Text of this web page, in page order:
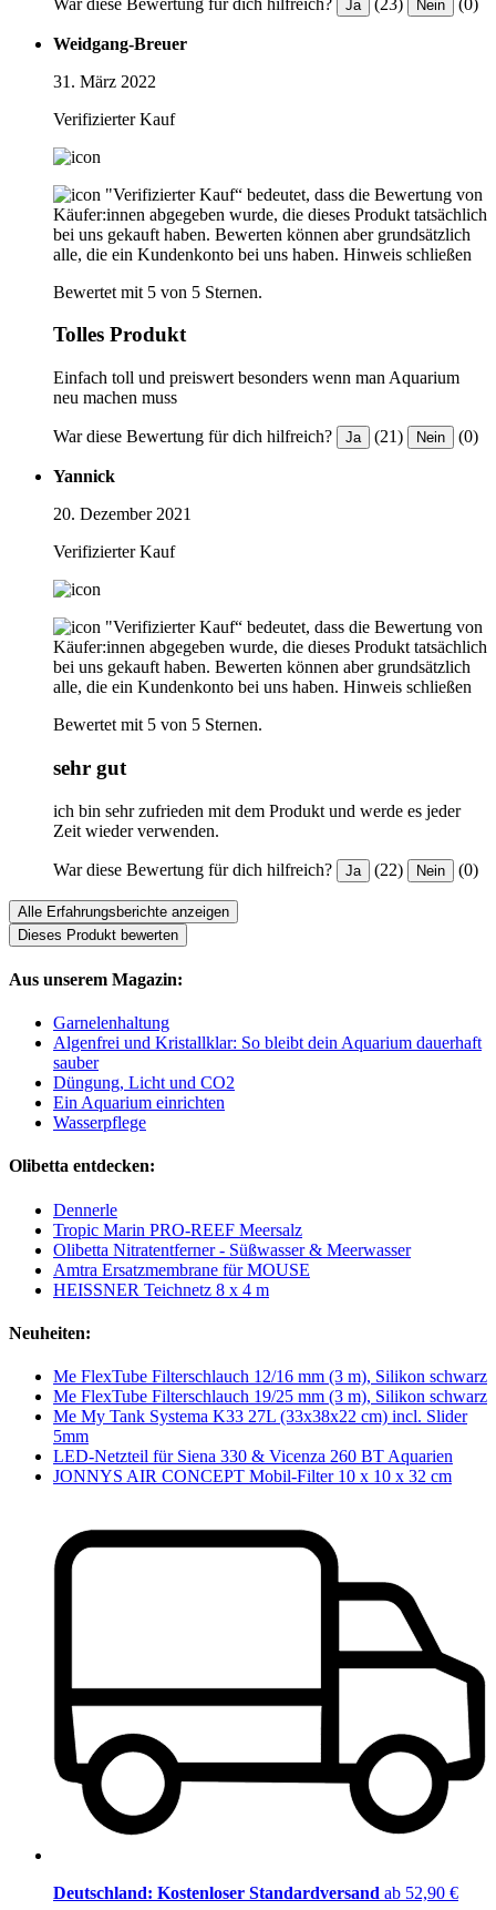
Ja Nein
Weidgang-Breuer
31. März 2022
Verifizierter Kauf
"Verifizierter Kauf“ bedeutet, dass die Bewertung von
Käufer:innen abgegeben wurde, die dieses Produkt tatsächlich
bei uns gekauft haben. Bewerten können aber grundsätzlich
alle, die ein Kundenkonto bei uns haben. Hinweis schließen
Bewertet mit 5 von 5 Sternen.
Tolles Produkt
Einfach toll und preiswert besonders wenn man Aquarium
neu machen muss
War diese Bewertung für dich hilfreich? Ja (21) Nein (0)
Yannick
20. Dezember 2021
Verifizierter Kauf
"Verifizierter Kauf“ bedeutet, dass die Bewertung von
Käufer:innen abgegeben wurde, die dieses Produkt tatsächlich
bei uns gekauft haben. Bewerten können aber grundsätzlich
alle, die ein Kundenkonto bei uns haben. Hinweis schließen
Bewertet mit 5 von 5 Sternen.
sehr gut
ich bin sehr zufrieden mit dem Produkt und werde es jeder
Zeit wieder verwenden.
War diese Bewertung für dich hilfreich? Ja (22) Nein (0)
Alle Erfahrungsberichte anzeigen
Dieses Produkt bewerten
Aus unserem Magazin:
Garnelenhaltung
Algenfrei und Kristallklar: So bleibt dein Aquarium dauerhaft
sauber
Düngung, Licht und CO2
Ein Aquarium einrichten
Wasserpflege
Olibetta entdecken:
Dennerle
Tropic Marin PRO-REEF Meersalz
Olibetta Nitratentferner - Süßwasser & Meerwasser
Amtra Ersatzmembrane für MOUSE
HEISSNER Teichnetz 8 x 4 m
Neuheiten:
Me FlexTube Filterschlauch 12/16 mm (3 m), Silikon schwarz
Me FlexTube Filterschlauch 19/25 mm (3 m), Silikon schwarz
Me My Tank Systema K33 27L (33x38x22 cm) incl. Slider
5mm
LED-Netzteil für Siena 330 & Vicenza 260 BT Aquarien
JONNYS AIR CONCEPT Mobil-Filter 10 x 10 x 32 cm
Deutschland: Kostenloser Standardversand ab 52,90 €